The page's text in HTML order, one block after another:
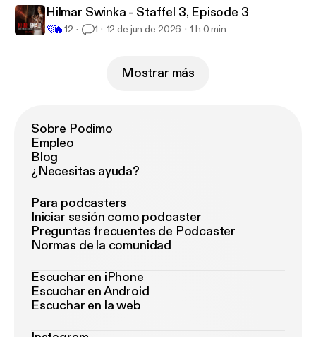
Hilmar Swinka - Staffel 3, Episode 3
💜🔥12 1 12 de jun de 2026 1 h 0 min
Mostrar más
Sobre Podimo
Empleo
Blog
¿Necesitas ayuda?
Para podcasters
Iniciar sesión como podcaster
Preguntas frecuentes de Podcaster
Normas de la comunidad
Escuchar en iPhone
Escuchar en Android
Escuchar en la web